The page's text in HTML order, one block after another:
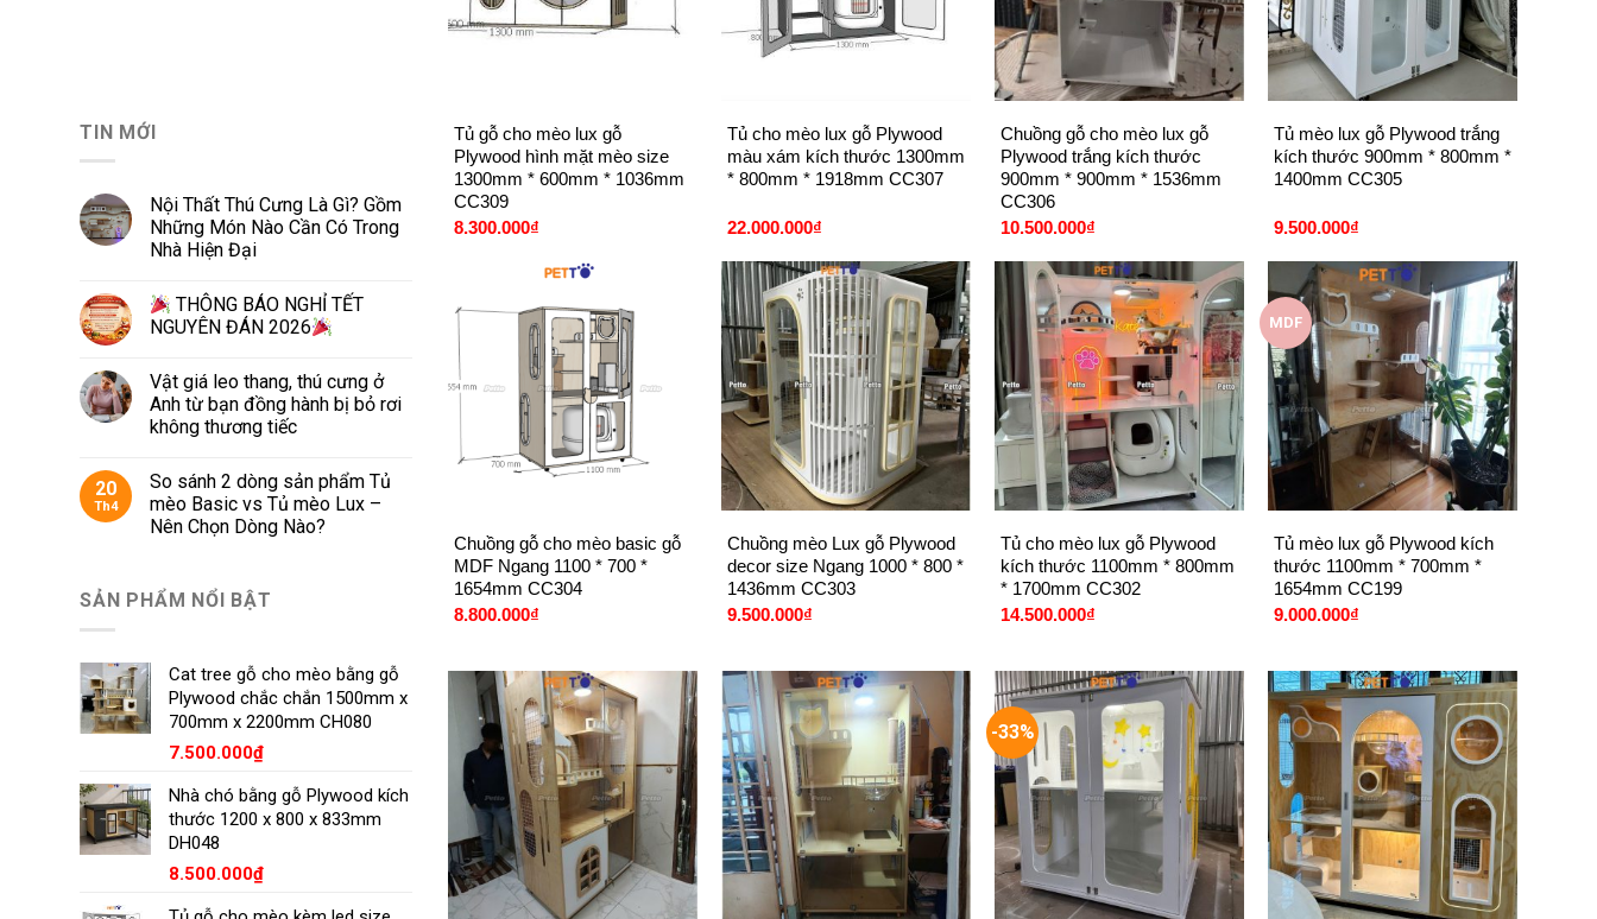
TIN MỚI
Nội Thất Thú Cưng Là Gì? Gồm
Những Món Nào Cần Có Trong
Nhà Hiện Đại
THÔNG BÁO NGHỈ TẾT
NGUYÊN ĐÁN 2026
Vật giá leo thang, thú cưng ở
Anh từ bạn đồng hành bị bỏ rơi
không thương tiếc
20
Th4
So sánh 2 dòng sản phẩm Tủ
mèo Basic vs Tủ mèo Lux –
Nên Chọn Dòng Nào?
SẢN PHẨM NỔI BẬT
Cat tree gỗ cho mèo bằng gỗ
Plywood chắc chắn 1500mm x
700mm x 2200mm CH080
7.500.000₫
Nhà chó bằng gỗ Plywood kích
thước 1200 x 800 x 833mm
DH048
8.500.000₫
Tủ gỗ cho mèo lux gỗ
Plywood hình mặt mèo size
1300mm * 600mm * 1036mm
CC309
8.300.000₫
Tủ cho mèo lux gỗ Plywood
màu xám kích thước 1300mm
* 800mm * 1918mm CC307
22.000.000₫
+
Chuồng gỗ cho mèo lux gỗ
Plywood trắng kích thước
900mm * 900mm * 1536mm
CC306
10.500.000₫
Tủ mèo lux gỗ Plywood trắng
kích thước 900mm * 800mm *
1400mm CC305
9.500.000₫
Chuồng gỗ cho mèo basic gỗ
MDF Ngang 1100 * 700 *
1654mm CC304
8.800.000₫
+
Chuồng mèo Lux gỗ Plywood
decor size Ngang 1000 * 800 *
1436mm CC303
9.500.000₫
+
Tủ cho mèo lux gỗ Plywood
kích thước 1100mm * 800mm
* 1700mm CC302
14.500.000₫
MDF
Tủ mèo lux gỗ Plywood kích
thước 1100mm * 700mm *
1654mm CC199
9.000.000₫
+
-33%
+